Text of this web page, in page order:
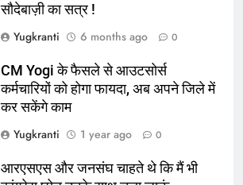
सौदेबाज़ी का सत्र !
Yugkranti
6 months ago 0
CM Yogi के फैसले से आउटसोर्स
कर्मचारियों को होगा फायदा, अब अपने जिले में
कर सकेंगे काम
Yugkranti
1 year ago 0
आरएसएस और जनसंघ चाहते थे कि मैं भी